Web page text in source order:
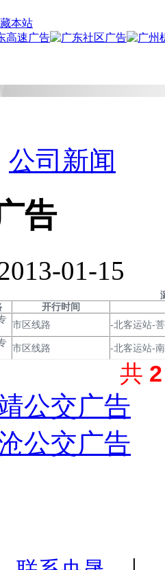
本站
公司新闻
告
01-15
开行时间
市区线路 -北客运站-
市区线路 -北客运站-
共
公交广告
公交广告